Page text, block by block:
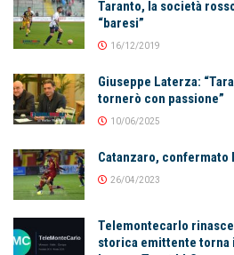
Taranto, la società
“baresi”
16/12/2019
Giuseppe Laterza:
tornerò con passione”
10/06/2025
Catanzaro, confermato
26/04/2023
Telemontecarlo
storica emittente torna